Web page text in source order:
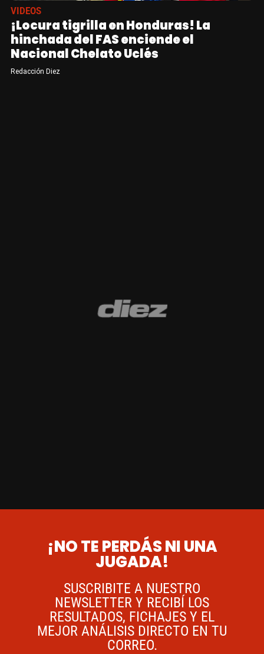
VIDEOS
¡Locura tigrilla en Honduras! La
hinchada del FAS enciende el
Nacional Chelato Uclés
Redacción Diez
¡NO TE PERDÁS NI UNA
JUGADA!
SUSCRIBITE A NUESTRO
NEWSLETTER Y RECIBÍ LOS
RESULTADOS, FICHAJES Y EL
MEJOR ANÁLISIS DIRECTO EN TU
CORREO.